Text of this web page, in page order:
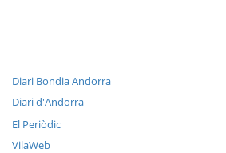
Diari Bondia Andorra
Diari d'Andorra
El Periòdic
VilaWeb